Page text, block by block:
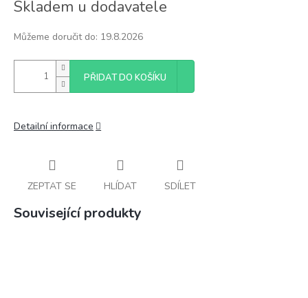
cena:
Skladem u dodavatele
Můžeme doručit do: 19.8.2026
PŘIDAT DO KOŠÍKU
Detailní informace
ZEPTAT SE HLÍDAT SDÍLET
Související produkty